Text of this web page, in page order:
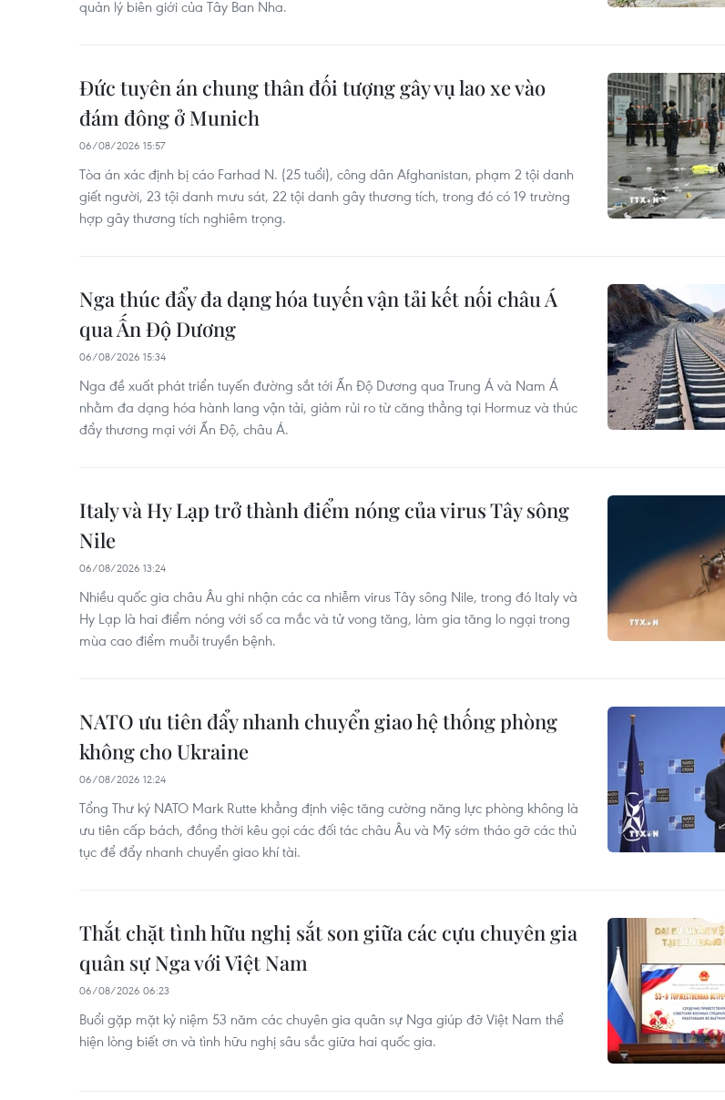
quản lý biên giới của Tây Ban Nha.
Đức tuyên án chung thân đối tượng gây vụ lao xe vào
đám đông ở Munich
06/08/2026 15:57
Tòa án xác định bị cáo Farhad N. (25 tuổi), công dân Afghanistan, phạm 2 tội danh
giết người, 23 tội danh mưu sát, 22 tội danh gây thương tích, trong đó có 19 trường
hợp gây thương tích nghiêm trọng.
Nga thúc đẩy đa dạng hóa tuyến vận tải kết nối châu Á
qua Ấn Độ Dương
06/08/2026 15:34
Nga đề xuất phát triển tuyến đường sắt tới Ấn Độ Dương qua Trung Á và Nam Á
nhằm đa dạng hóa hành lang vận tải, giảm rủi ro từ căng thẳng tại Hormuz và thúc
đẩy thương mại với Ấn Độ, châu Á.
Italy và Hy Lạp trở thành điểm nóng của virus Tây sông
Nile
06/08/2026 13:24
Nhiều quốc gia châu Âu ghi nhận các ca nhiễm virus Tây sông Nile, trong đó Italy và
Hy Lạp là hai điểm nóng với số ca mắc và tử vong tăng, làm gia tăng lo ngại trong
mùa cao điểm muỗi truyền bệnh.
NATO ưu tiên đẩy nhanh chuyển giao hệ thống phòng
không cho Ukraine
06/08/2026 12:24
Tổng Thư ký NATO Mark Rutte khẳng định việc tăng cường năng lực phòng không là
ưu tiên cấp bách, đồng thời kêu gọi các đối tác châu Âu và Mỹ sớm tháo gỡ các thủ
tục để đẩy nhanh chuyển giao khí tài.
Thắt chặt tình hữu nghị sắt son giữa các cựu chuyên gia
quân sự Nga với Việt Nam
06/08/2026 06:23
Buổi gặp mặt kỷ niệm 53 năm các chuyên gia quân sự Nga giúp đỡ Việt Nam thể
hiện lòng biết ơn và tình hữu nghị sâu sắc giữa hai quốc gia.